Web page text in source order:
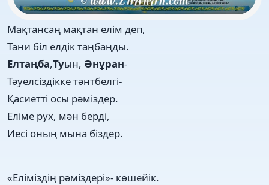
Мақтансаң мақтан елім деп,
Тани біл елдік таңбаңды.
Елтаңба,Туын, Әнұран-
Тәуелсіздікке тәнтбелгі-
Қасиетті осы рәміздер.
Еліме рух, мән берді,
Иесі оның мына біздер.
«Еліміздің рәміздері»- көшейік.